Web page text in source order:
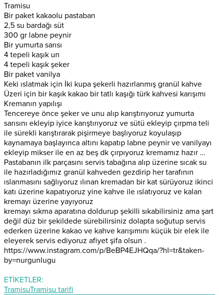
Tramisu
Bir paket kakaolu pastaban
2,5 su bardağı süt
300 gr labne peynir
Bir yumurta sarısı
4 tepeli kaşık un
4 tepeli kaşık şeker
Bir paket vanilya
Keki ıslatmak için İki kupa şekerli hazırlanmış granül kahve
Üzeri için bir kaşık kakao bir tatlı kaşığı türk kahvesi karışımı
Kremanın yapılışı
Tencereye önce şeker ve unu alıp karıştırıyoruz yumurta
sarısını ekleyip iyice karıştırıyoruz ve sütü ekleyip çırpma teli
ile sürekli karıştırarak pişirmeye başlıyoruz koyulaşıp
kaynamaya başlayınca altını kapatıp labne peynir ve vanilyayı
ekleyip mikser ile en az beş dk çırpıyoruz kremamız hazır …
Pastabanın ilk parçasını servis tabağına alıp üzerine sıcak su
ile hazırladığımız granül kahveden gezdirip her tarafının
ıslanmasını sağlıyoruz ılınan kremadan bir kat sürüyoruz ikinci
katı üzerine kapatıyoruz yine kahve ile ıslatıyoruz ve kalan
kremayı üzerine yayıyoruz
kremayı sıkma aparatına doldurup şekilli sıkabilirsiniz ama şart
değil düz bir şekildede sürebilirsiniz dolapta soğutup servis
ederken üzerine kakao ve kahve karışımını küçük bir elek ile
eleyerek servis ediyoruz afiyet şifa olsun .
https://www.instagram.com/p/BeBP4EJHQqa/?hl=tr&taken-
by=nurgunlugu
ETİKETLER:
TramisuTramisu tarifi